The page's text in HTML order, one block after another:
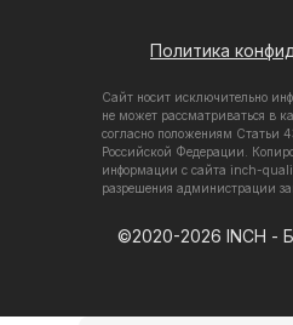
Сайт носит исключительно
не может рассматриваться в
согласно положениям Статьи
Российской Федерации.
информации с сайта inch-
разрешения администрации
Политика
©2020-2026 INCH -